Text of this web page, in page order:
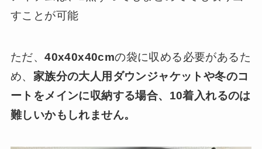
すことが可能
ただ、40x40x40cmの袋に収める必要があるた
め、 家族分の大人用ダウンジャケットや冬のコ
ートをメインに収納する場合、10着入れるのは
難しいかもしれません。